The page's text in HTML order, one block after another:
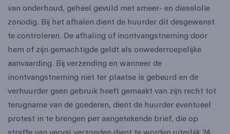
van onderhoud, geheel gevuld met smeer- en dieselolie
zonodig. Bij het afhalen dient de huurder dit desgewenst
te controleren. De afhaling of inontvangstneming door
hem of zijn gemachtigde geldt als onwederroepelijke
aanvaarding. Bij verzending en wanneer de
inontvangstneming niet ter plaatse is gebeurd en de
verhuurder geen gebruik heeft gemaakt van zijn recht tot
terugname van de goederen, dient de huurder eventueel
protest in te brengen per aangetekende brief, die op